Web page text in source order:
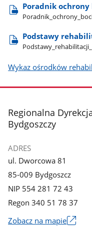
Poradnik ochrony
Podstawy
Wykaz ośrodków
stopka
Regionalna
Bydgoszczy
ADRES
ul. Dworcowa 81
85-009 Bydgoszcz
NIP 554 281 72 43
Regon 340 51 78 37
Zobacz na mapie